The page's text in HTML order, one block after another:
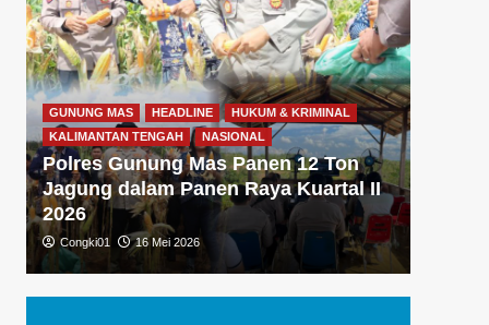
GUNUNG MAS HEADLINE
HUKUM & KRIMINAL
KALIMANTAN TENGAH
NASIONAL
Polres Gunung Mas Panen 12 Ton
Jagung dalam Panen Raya Kuartal II
2026
Congki01 16 Mei 2026